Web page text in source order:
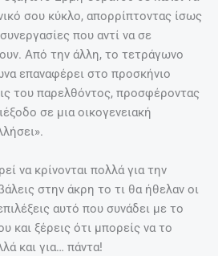
σου κύκλο, απορρίπτοντας ίσως
που αντί να σε
Από την άλλη, το τετράγωνο
επαναφέρει στο προσκήνιο
του παρελθόντος, προσφέροντας
σε μια οικογενειακή
να κρίνονται πολλά για την
στην άκρη το τι θα ήθελαν οι
αυτό που συνάδει με το
και ξέρεις ότι μπορείς να το
και για… πάντα!